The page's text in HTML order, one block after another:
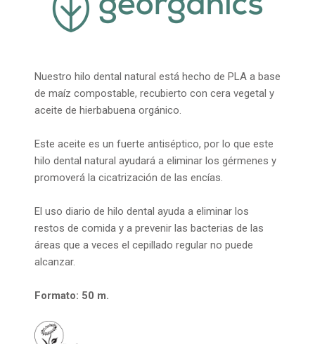
Nuestro hilo dental natural está hecho de PLA a base
de maíz compostable, recubierto con cera vegetal y
aceite de hierbabuena orgánico.
Este aceite es un fuerte antiséptico, por lo que este
hilo dental natural ayudará a eliminar los gérmenes y
promoverá la cicatrización de las encías.
El uso diario de hilo dental ayuda a eliminar los
restos de comida y a prevenir las bacterias de las
áreas que a veces el cepillado regular no puede
alcanzar.
Formato: 50 m.